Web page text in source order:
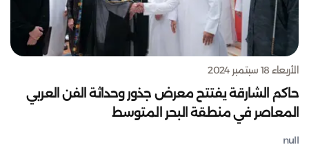
الأربعاء 18 سبتمبر 2024
حاكم الشارقة يفتتح معرض جذور وحداثة الفن العربي
المعاصر في منطقة البحر المتوسط
null